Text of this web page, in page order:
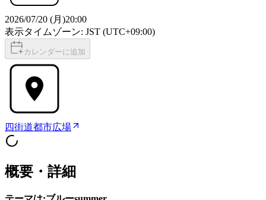
2026/07/20 (月)20:00
表示タイムゾーン: JST (UTC+09:00)
カレンダーに追加
四街道都市広場
概要・詳細